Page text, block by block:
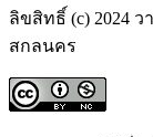
ลิขสิทธิ์ (c) 2024
สกลนคร